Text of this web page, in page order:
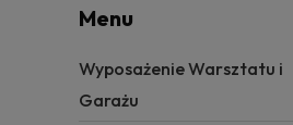
Menu
Wyposażenie Warsztatu i
Garażu